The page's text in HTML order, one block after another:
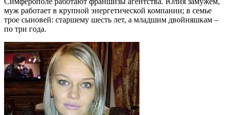
муж работает в крупной энергетической компании; в семье
трое сыновей: старшему шесть лет, а младшим двойняшкам –
по три года.